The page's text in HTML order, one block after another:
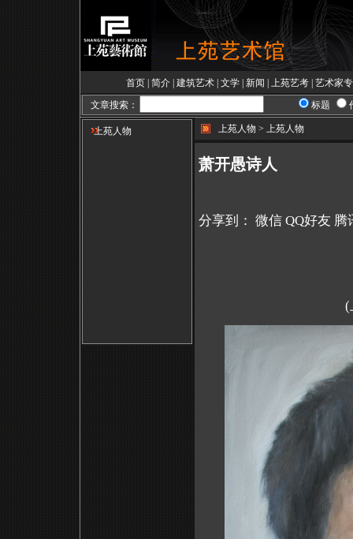
首页 简介 建筑艺术 文学 新闻 上苑艺考 艺术家
文章搜索：
标题
上苑人物 上苑人物 > 上苑人物
萧开愚诗人
分享到： 微信 QQ好友 腾
(